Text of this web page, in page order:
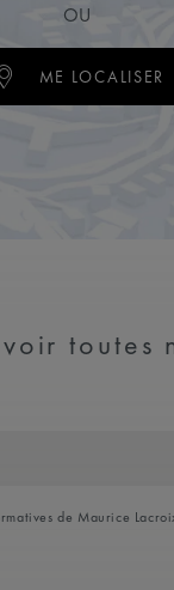
OU
ME LOCALISER
toutes
de Maurice